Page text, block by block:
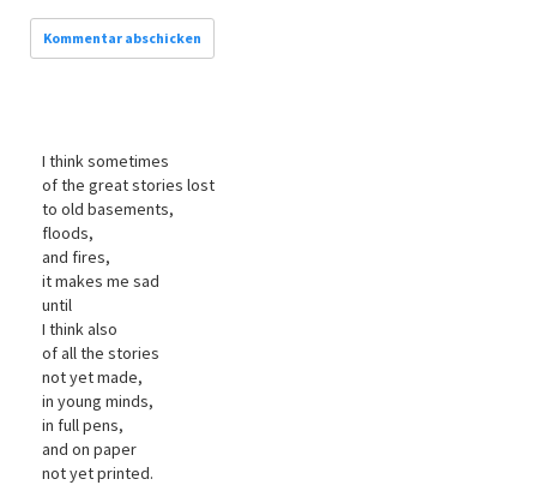
I think sometimes
of the great stories lost
to old basements,
floods,
and fires,
it makes me sad
until
I think also
of all the stories
not yet made,
in young minds,
in full pens,
and on paper
not yet printed.